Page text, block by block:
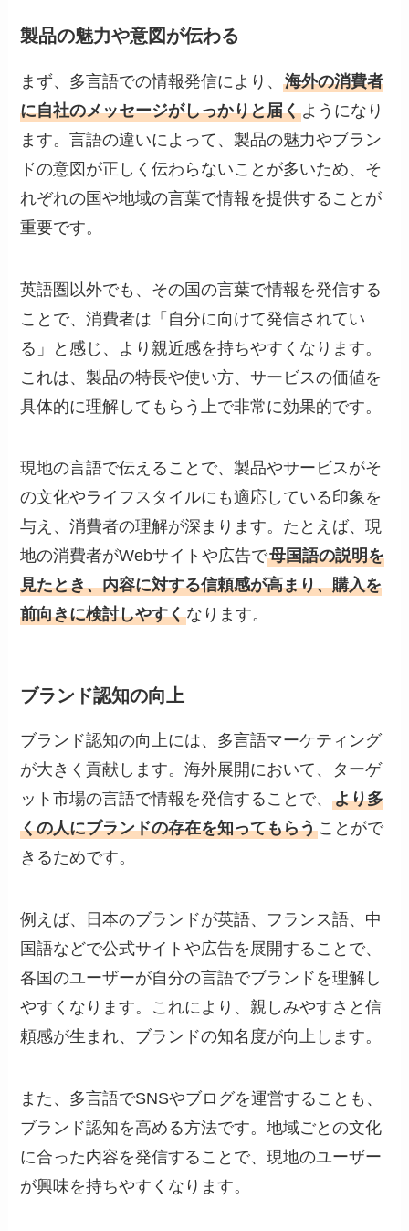
製品の魅力や意図が伝わる
まず、多言語での情報発信により、海外の消費者
に自社のメッセージがしっかりと届くようになり
ます。言語の違いによって、製品の魅力やブラン
ドの意図が正しく伝わらないことが多いため、そ
れぞれの国や地域の言葉で情報を提供することが
重要です。
英語圏以外でも、その国の言葉で情報を発信する
ことで、消費者は「自分に向けて発信されてい
る」と感じ、より親近感を持ちやすくなります。
これは、製品の特長や使い方、サービスの価値を
具体的に理解してもらう上で非常に効果的です。
現地の言語で伝えることで、製品やサービスがそ
の文化やライフスタイルにも適応している印象を
与え、消費者の理解が深まります。たとえば、現
地の消費者がWebサイトや広告で母国語の説明を
見たとき、内容に対する信頼感が高まり、購入を
前向きに検討しやすくなります。
ブランド認知の向上
ブランド認知の向上には、多言語マーケティング
が大きく貢献します。海外展開において、ターゲ
ット市場の言語で情報を発信することで、より多
くの人にブランドの存在を知ってもらうことがで
きるためです。
例えば、日本のブランドが英語、フランス語、中
国語などで公式サイトや広告を展開することで、
各国のユーザーが自分の言語でブランドを理解し
やすくなります。これにより、親しみやすさと信
頼感が生まれ、ブランドの知名度が向上します。
また、多言語でSNSやブログを運営することも、
ブランド認知を高める方法です。地域ごとの文化
に合った内容を発信することで、現地のユーザー
が興味を持ちやすくなります。